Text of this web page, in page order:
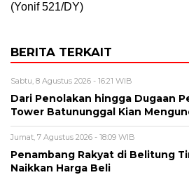
(Yonif 521/DY)
BERITA TERKAIT
Sabtu, 8 Agustus 2026 - 16:21 WIB
Dari Penolakan hingga Dugaan
Tower Batununggal Kian
Jumat, 7 Agustus 2026 - 18:09 WIB
Penambang Rakyat di Belitung
Naikkan Harga Beli